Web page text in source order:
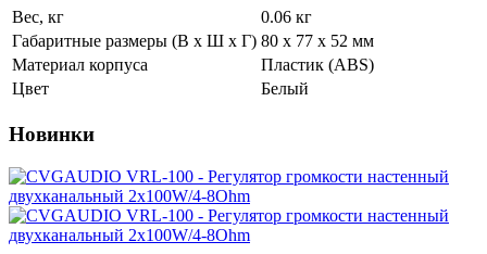
Вес, кг
0.06 кг
Габаритные размеры (В х Ш х Г) 80 х 77 х 52 мм
Материал корпуса
Пластик (ABS)
Цвет
Белый
Новинки